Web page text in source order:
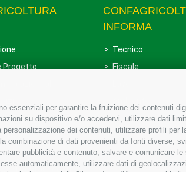
essenziali per garantire la fruizione dei contenuti
su dispositivo e/o accedervi, utilizzare dati
dei contenuti, utilizzare profili
di dati provenienti da fonti diverse,
pubblicità e contenuto, salvare e comunicare
automaticamente, utilizzare dati di
Progetto
provinciale
Confagricoltura
INFORMA
Tecnico
Fiscale
Associazione